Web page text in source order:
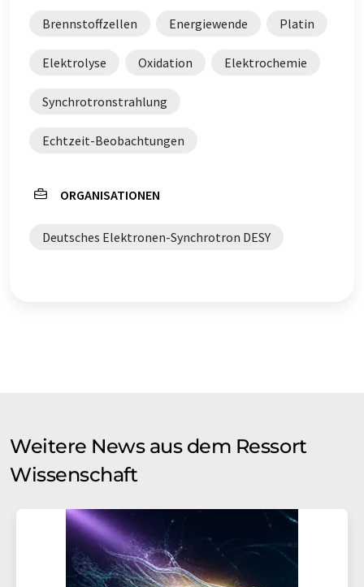
Brennstoffzellen Energiewende Platin
Elektrolyse Oxidation Elektrochemie
Synchrotronstrahlung
Echtzeit-Beobachtungen
ORGANISATIONEN
Deutsches Elektronen-Synchrotron DESY
Weitere News aus dem Ressort
Wissenschaft